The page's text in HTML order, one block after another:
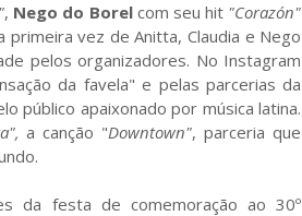
, Nego do Borelcom seu hit "Corazón"
primeira vez de Anitta, Claudia e Nego
pelos organizadores. No Instagram
da favela" e pelas parcerias da
público apaixonado por música latina.
a canção "Downtown", parceria que
da festa de comemoração ao 30º